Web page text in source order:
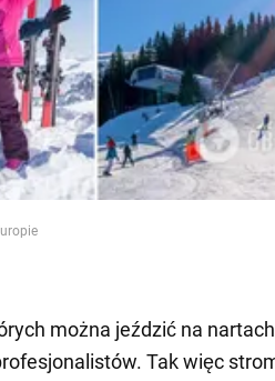
można jeździć na
Tak więc